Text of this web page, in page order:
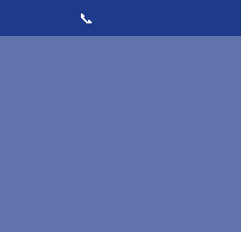
📞